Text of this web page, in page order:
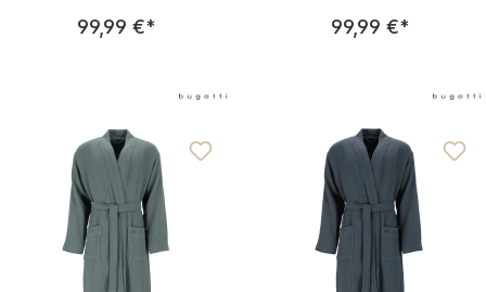
Regulärer Preis:
99,99 €* Regulärer
99,99 €*